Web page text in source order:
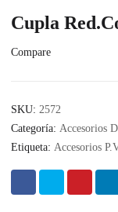
Cupla
Compare
SKU: 2572
Categoría: Accesorios
Etiqueta: Accesorios